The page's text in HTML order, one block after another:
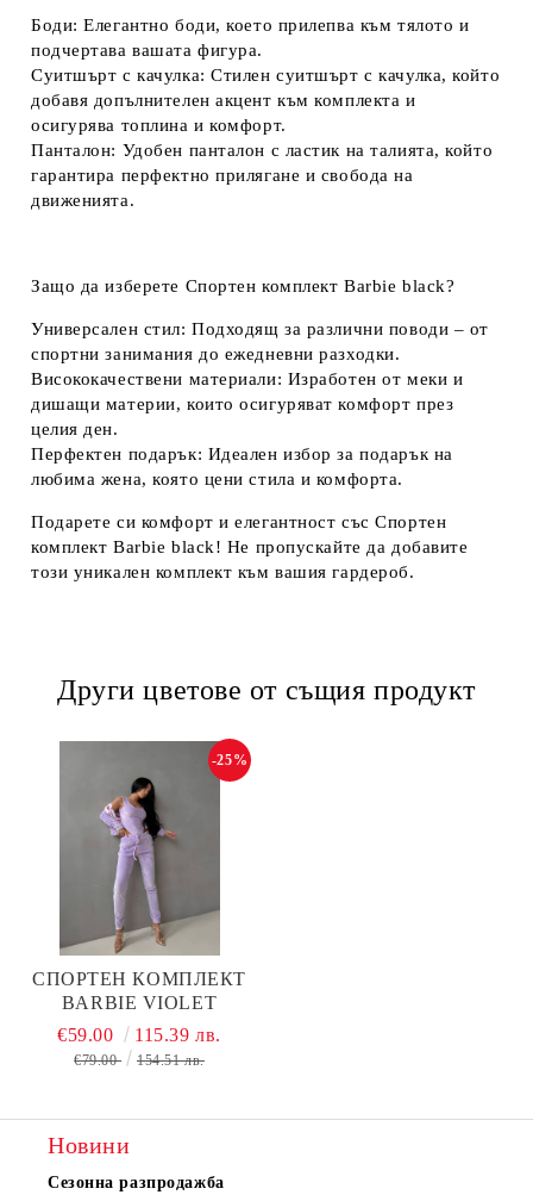
Боди: Елегантно боди, което прилепва към тялото и
подчертава вашата фигура.
Суитшърт с качулка: Стилен суитшърт с качулка, който
добавя допълнителен акцент към комплекта и
осигурява топлина и комфорт.
Панталон: Удобен панталон с ластик на талията, който
гарантира перфектно прилягане и свобода на
движенията.
Защо да изберете Спортен комплект Barbie black?
Универсален стил: Подходящ за различни поводи – от
спортни занимания до ежедневни разходки.
Висококачествени материали: Изработен от меки и
дишащи материи, които осигуряват комфорт през
целия ден.
Перфектен подарък: Идеален избор за подарък на
любима жена, която цени стила и комфорта.
Подарете си комфорт и елегантност със Спортен
комплект Barbie black! Не пропускайте да добавите
този уникален комплект към вашия гардероб.
Други цветове от същия продукт
СПОРТЕН КОМПЛЕКТ
BARBIE VIOLET
-25%
€59.00 115.39 лв.
€79.00 154.51 лв.
Новини
Сезонна разпродажба